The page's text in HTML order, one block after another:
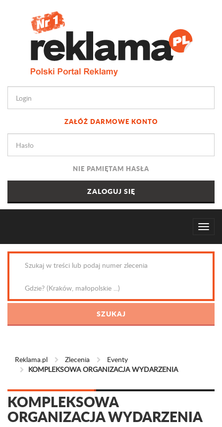
ZAŁÓŻ DARMOWE KONTO
NIE PAMIĘTAM HASŁA
Reklama.pl Zlecenia
Eventy
KOMPLEKSOWA ORGANIZACJA WYDARZENIA
KOMPLEKSOWA
ORGANIZACJA WYDARZENIA